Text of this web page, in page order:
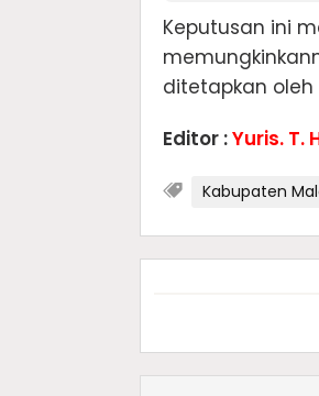
Keputusan ini
ditetapkan oleh
Editor :Yuris. T.
Kabupaten